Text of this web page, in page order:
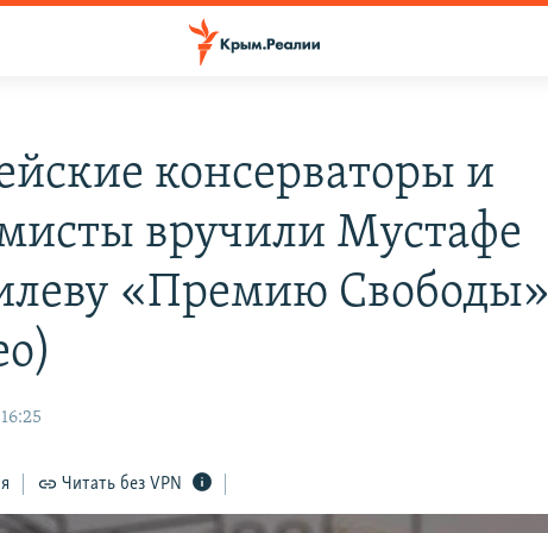
консерваторы и
вручили Мустафе
«Премию Свободы»
Читать без VPN